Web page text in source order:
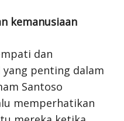
kemanusiaan
dan
yang penting dalam
Santoso
memperhatikan